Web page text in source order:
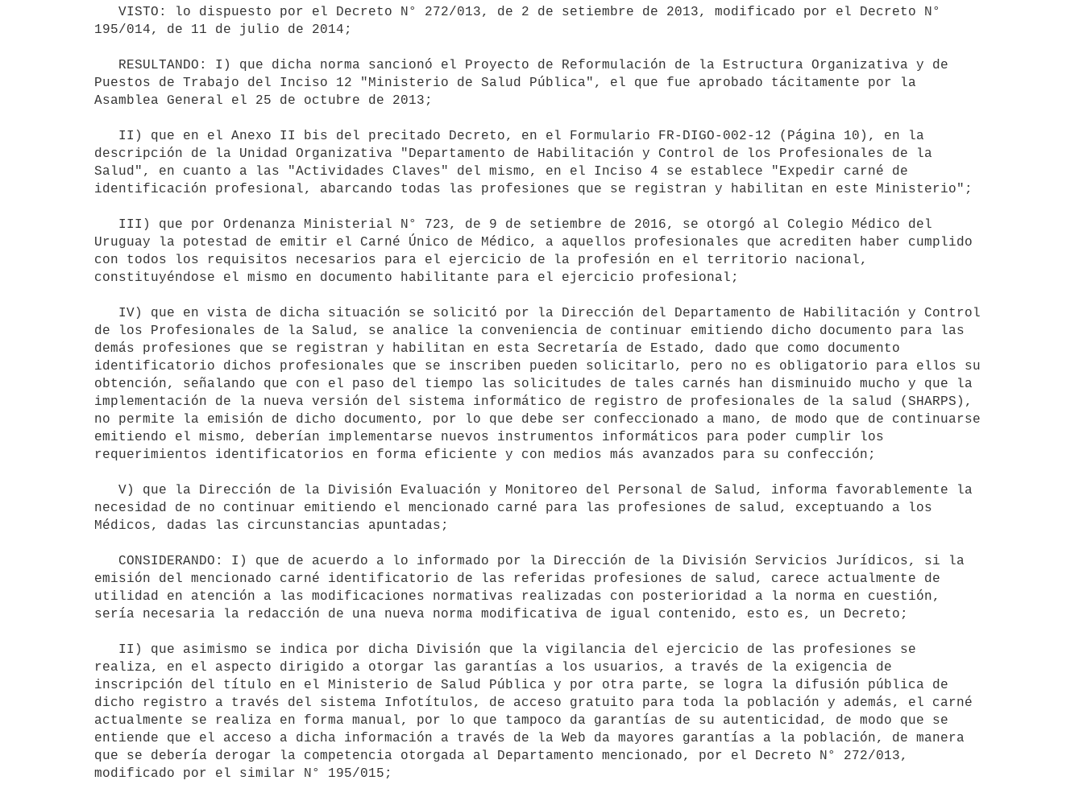
195/014, de 11 de julio de 2014;
Puestos de Trabajo del Inciso 12 "Ministerio de Salud Pública", el que fue aprobado tácitamente por la
Asamblea General el 25 de octubre de 2013;
descripción de la Unidad Organizativa "Departamento de Habilitación y Control de los Profesionales de la
Salud", en cuanto a las "Actividades Claves" del mismo, en el Inciso 4 se establece "Expedir carné de
identificación profesional, abarcando todas las profesiones que se registran y habilitan en este Ministerio";
Uruguay la potestad de emitir el Carné Único de Médico, a aquellos profesionales que acrediten haber cumplido
con todos los requisitos necesarios para el ejercicio de la profesión en el territorio nacional,
constituyéndose el mismo en documento habilitante para el ejercicio profesional;
de los Profesionales de la Salud, se analice la conveniencia de continuar emitiendo dicho documento para las
demás profesiones que se registran y habilitan en esta Secretaría de Estado, dado que como documento
identificatorio dichos profesionales que se inscriben pueden solicitarlo, pero no es obligatorio para ellos su
obtención, señalando que con el paso del tiempo las solicitudes de tales carnés han disminuido mucho y que la
implementación de la nueva versión del sistema informático de registro de profesionales de la salud (SHARPS),
no permite la emisión de dicho documento, por lo que debe ser confeccionado a mano, de modo que de continuarse
emitiendo el mismo, deberían implementarse nuevos instrumentos informáticos para poder cumplir los
requerimientos identificatorios en forma eficiente y con medios más avanzados para su confección;
necesidad de no continuar emitiendo el mencionado carné para las profesiones de salud, exceptuando a los
Médicos, dadas las circunstancias apuntadas;
emisión del mencionado carné identificatorio de las referidas profesiones de salud, carece actualmente de
utilidad en atención a las modificaciones normativas realizadas con posterioridad a la norma en cuestión,
sería necesaria la redacción de una nueva norma modificativa de igual contenido, esto es, un Decreto;
realiza, en el aspecto dirigido a otorgar las garantías a los usuarios, a través de la exigencia de
inscripción del título en el Ministerio de Salud Pública y por otra parte, se logra la difusión pública de
dicho registro a través del sistema Infotítulos, de acceso gratuito para toda la población y además, el carné
actualmente se realiza en forma manual, por lo que tampoco da garantías de su autenticidad, de modo que se
entiende que el acceso a dicha información a través de la Web da mayores garantías a la población, de manera
que se debería derogar la competencia otorgada al Departamento mencionado, por el Decreto N° 272/013,
modificado por el similar N° 195/015;